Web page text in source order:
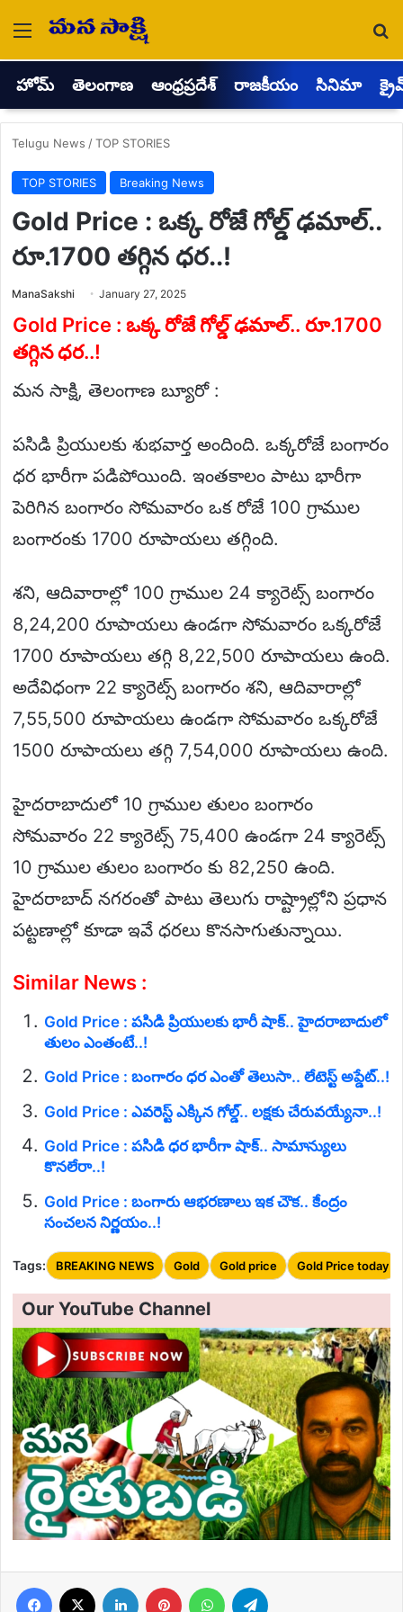
Menu
హోమ్ తెలంగాణ ఆంధ్రప్రదేశ్ రాజకీయం సినిమా
Telugu News /TOP STORIES
TOP STORIES Breaking News
Gold Price : ఒక్క రోజే గోల్డ్ ఢమాల్..
రూ.1700 తగ్గిన ధర..!
ManaSakshiSend
email
January 27, 2025
Gold Price : ఒక్క రోజే గోల్డ్ ఢమాల్.. రూ.1700
తగ్గిన ధర..!
మన సాక్షి, తెలంగాణ బ్యూరో :
పసిడి ప్రియులకు శుభవార్త అందింది. ఒక్కరోజే బంగారం
ధర భారీగా పడిపోయింది. ఇంతకాలం పాటు భారీగా
పెరిగిన బంగారం సోమవారం ఒక రోజే 100 గ్రాముల
బంగారంకు 1700 రూపాయలు తగ్గింది.
శని, ఆదివారాల్లో 100 గ్రాముల 24 క్యారెట్స్ బంగారం
8,24,200 రూపాయలు ఉండగా సోమవారం ఒక్కరోజే
1700 రూపాయలు తగ్గి 8,22,500 రూపాయలు ఉంది.
అదేవిధంగా 22 క్యారెట్స్ బంగారం శని, ఆదివారాల్లో
7,55,500 రూపాయలు ఉండగా సోమవారం ఒక్కరోజే
1500 రూపాయలు తగ్గి 7,54,000 రూపాయలు ఉంది.
హైదరాబాదులో 10 గ్రాముల తులం బంగారం
సోమవారం 22 క్యారెట్స్ 75,400 ఉండగా 24 క్యారెట్స్
10 గ్రాముల తులం బంగారం కు 82,250 ఉంది.
హైదరాబాద్ నగరంతో పాటు తెలుగు రాష్ట్రాల్లోని ప్రధాన
పట్టణాల్లో కూడా ఇవే ధరలు కొనసాగుతున్నాయి.
Similar News :
Gold Price : పసిడి ప్రియులకు భారీ షాక్.. హైదరాబాదులో
తులం ఎంతంటే..!
Gold Price : బంగారం ధర ఎంతో తెలుసా.. లేటెస్ట్ అప్డేట్..!
Gold Price : ఎవరెస్ట్ ఎక్కిన గోల్డ్.. లక్షకు చేరువయ్యేనా..!
Gold Price : పసిడి ధర భారీగా షాక్.. సామాన్యులు
కొనలేరా..!
Gold Price : బంగారు ఆభరణాలు ఇక చౌక.. కేంద్రం
సంచలన నిర్ణయం..!
Tags: BREAKING NEWS Gold Gold price Gold Price today
Our YouTube Channel
Facebook LinkedIn Pinterest WhatsApp